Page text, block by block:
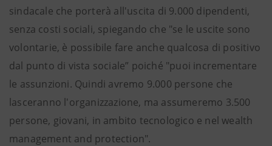
sindacale che porterà all'uscita di 9.000 dipendenti,
senza costi sociali, spiegando che "se le uscite sono
volontarie, è possibile fare anche qualcosa di positivo
dal punto di vista sociale” poiché "puoi incrementare
le assunzioni. Quindi avremo 9.000 persone che
lasceranno l'organizzazione, ma assumeremo 3.500
persone, giovani, in ambito tecnologico e nel wealth
management and protection".